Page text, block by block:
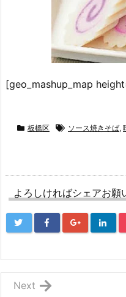
[geo_mashup_map
板橋区 ソース焼きそば,
よろしければシェアお願
Next